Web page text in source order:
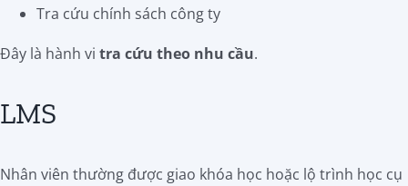
Tra cứu chính sách công ty
Đây là hành vi tra cứu theo nhu cầu.
LMS
Nhân viên thường được giao khóa học hoặc lộ trình học cụ